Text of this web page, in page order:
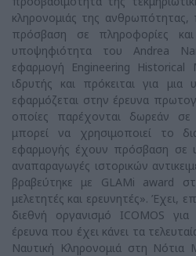
κληρονομιάς της
πρόσβαση σε πληροφορίες
υποψηφιότητα του Andrea
εφαρμογή Engineering Historical
ιδρυτής και πρόκειται για
εφαρμόζεται στην έρευνα
οποίες παρέχονται δωρεάν σε
μπορεί να χρησιμοποιεί το
εφαρμογής έχουν πρόσβαση σε
αναπαραγωγές ιστορικών
βραβεύτηκε με GLAMi award
μελετητές και ερευνητές». Έχει,
διεθνή οργανισμό ICOMOS για
έρευνα που έχει κάνει τα
Ναυτική Κληρονομιά στη Νότια